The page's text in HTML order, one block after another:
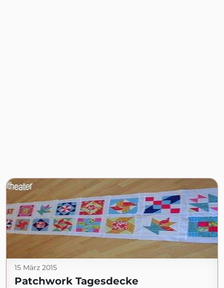
15 März 2015
Patchwork Tagesdecke